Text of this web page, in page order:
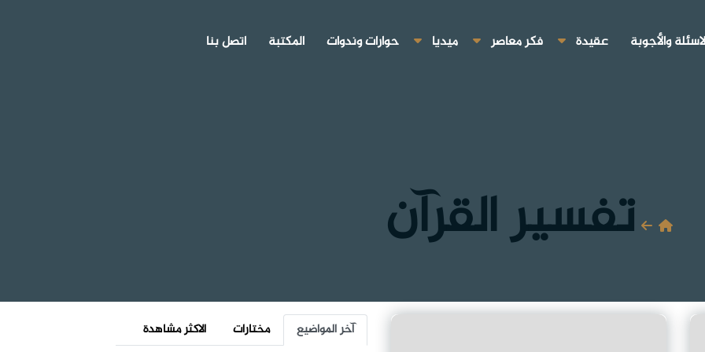
والأجوبة عقيدة فكر معاصر ميديا حوارات وندوات المكتبة اتصل بنا
تفسير القرآن
آخر المواضيع مختارات
الاكثر مشاهدة